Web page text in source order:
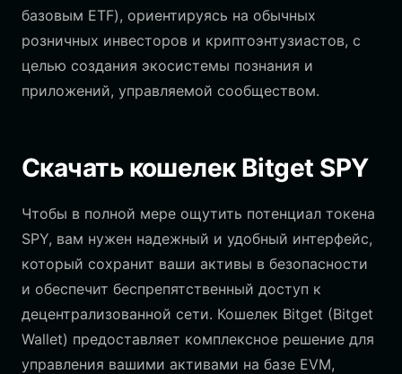
базовым ETF), ориентируясь на обычных
розничных инвесторов и криптоэнтузиастов, с
целью создания экосистемы познания и
приложений, управляемой сообществом.
Скачать кошелек Bitget SPY
Чтобы в полной мере ощутить потенциал токена
SPY, вам нужен надежный и удобный интерфейс,
который сохранит ваши активы в безопасности
и обеспечит беспрепятственный доступ к
децентрализованной сети. Кошелек Bitget (Bitget
Wallet) предоставляет комплексное решение для
управления вашими активами на базе EVM,